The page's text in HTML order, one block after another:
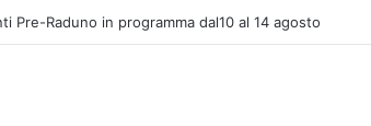
Pre-Raduno in programma dal10 al 14 agosto